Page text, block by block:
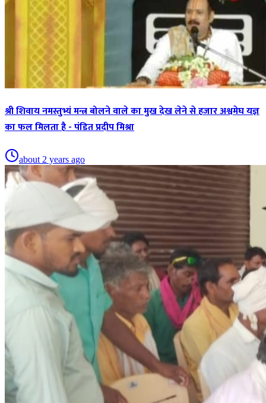
श्री शिवाय नमस्तुभ्यं मन्त्र बोलने वाले का मुख देख लेने से हजार अश्वमेघ यज्ञ
का फल मिलता है - पंडित प्रदीप मिश्रा
about 2 years ago